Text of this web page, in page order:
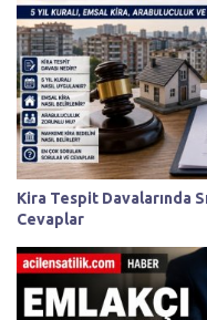
Kira Tespit Davalarında
Cevaplar